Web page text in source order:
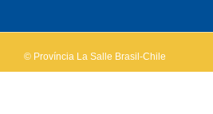
© Província La Salle Brasil-Chile